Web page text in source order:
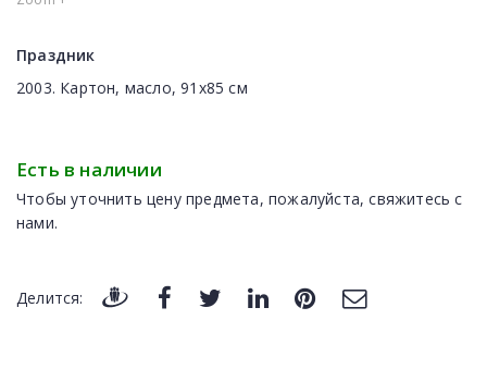
Праздник
2003. Картон, масло, 91x85 cм
Есть в наличии
Чтобы уточнить цену предмета, пожалуйста, свяжитесь с
нами.
Делится: